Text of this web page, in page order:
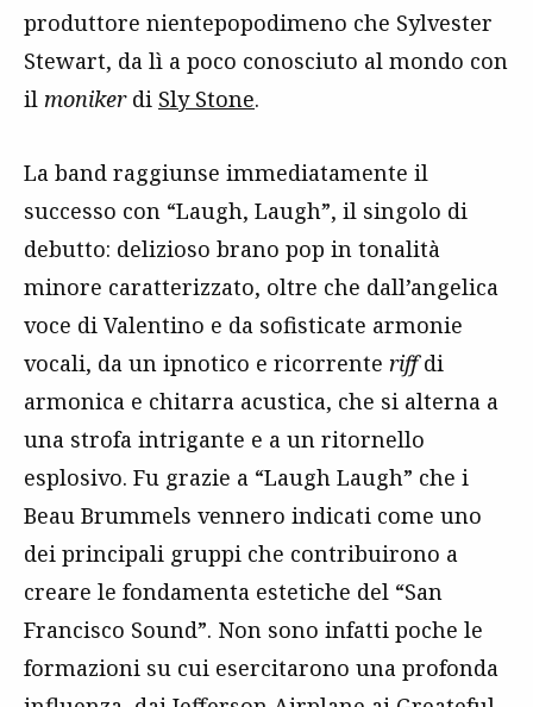
produttore nientepopodimeno che Sylvester
Stewart, da lì a poco conosciuto al mondo con
il monikerdi Sly Stone.
La band raggiunse immediatamente il
successo con “Laugh, Laugh”, il singolo di
debutto: delizioso brano pop in tonalità
minore caratterizzato, oltre che dall’angelica
voce di Valentino e da sofisticate armonie
vocali, da un ipnotico e ricorrente riffdi
armonica e chitarra acustica, che si alterna a
una strofa intrigante e a un ritornello
esplosivo. Fu grazie a “Laugh Laugh” che i
Beau Brummels vennero indicati come uno
dei principali gruppi che contribuirono a
creare le fondamenta estetiche del “San
Francisco Sound”. Non sono infatti poche le
formazioni su cui esercitarono una profonda